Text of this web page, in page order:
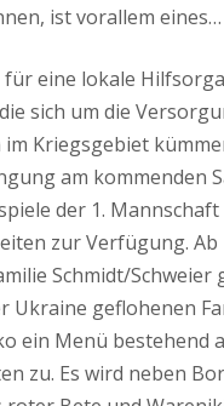
ist vorallem eines…
für eine lokale
sich um die
im Kriegsgebiet
am kommenden
der 1.
zur Verfügung. Ab
Schmidt/Schweier
Ukraine geflohenen
ein Menü bestehend
zu. Es wird neben